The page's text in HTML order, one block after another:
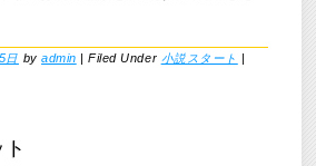
日 byadmin |Filed Under 小説スタート |